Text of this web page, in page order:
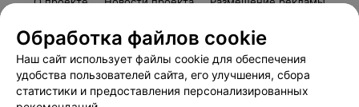
Пользовательское соглашение
Способы оплаты
Вакансии
Партнеры
Написать руководителю 103.by
Обработка файлов cookie
Наш сайт использует файлы cookie для обеспечения
удобства пользователей сайта, его улучшения, сбора
статистики и предоставления персонализированных